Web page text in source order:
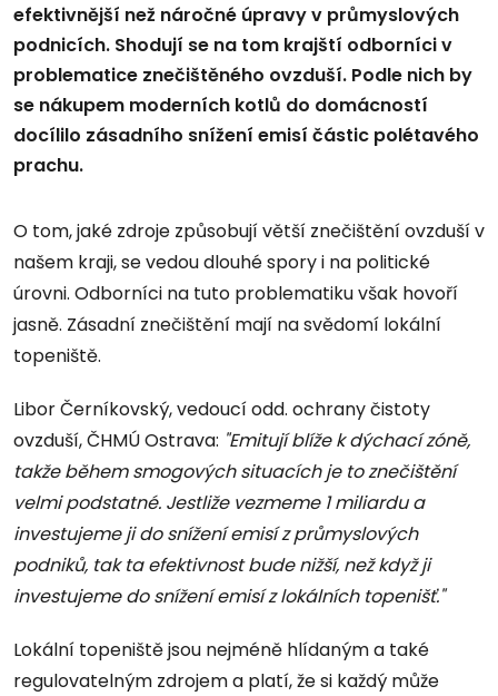
efektivnější než náročné úpravy v průmyslových
podnicích. Shodují se na tom krajští odborníci v
problematice znečištěného ovzduší. Podle nich by
se nákupem moderních kotlů do domácností
docílilo zásadního snížení emisí částic polétavého
prachu.
O tom, jaké zdroje způsobují větší znečištění ovzduší v
našem kraji, se vedou dlouhé spory i na politické
úrovni. Odborníci na tuto problematiku však hovoří
jasně. Zásadní znečištění mají na svědomí lokální
topeniště.
Libor Černíkovský, vedoucí odd. ochrany čistoty
ovzduší, ČHMÚ Ostrava: "Emitují blíže k dýchací zóně,
takže během smogových situacích je to znečištění
velmi podstatné. Jestliže vezmeme 1 miliardu a
investujeme ji do snížení emisí z průmyslových
podniků, tak ta efektivnost bude nižší, než když ji
investujeme do snížení emisí z lokálních topenišť."
Lokální topeniště jsou nejméně hlídaným a také
regulovatelným zdrojem a platí, že si každý může